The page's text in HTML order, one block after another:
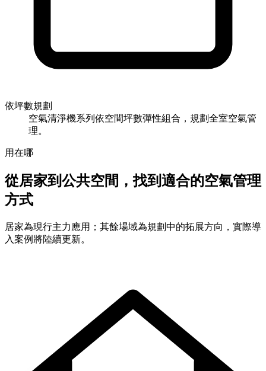
依坪數規劃
空氣清淨機系列依空間坪數彈性組合，規劃全室空氣管
理。
用在哪
從居家到公共空間，找到適合的空氣管理
方式
居家為現行主力應用；其餘場域為規劃中的拓展方向，實際導
入案例將陸續更新。